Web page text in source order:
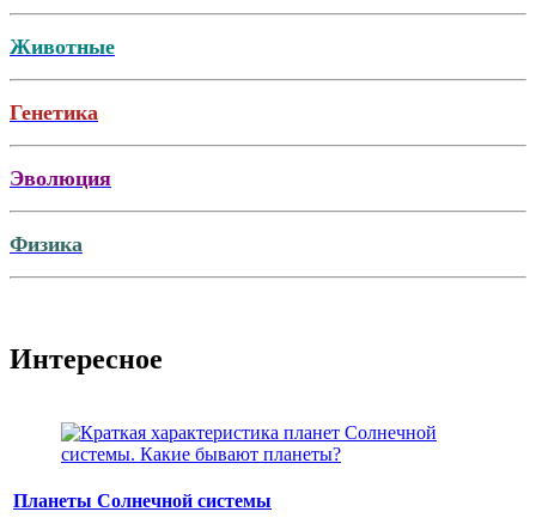
Животные
Генетика
Эволюция
Физика
Интересное
Планеты Солнечной системы